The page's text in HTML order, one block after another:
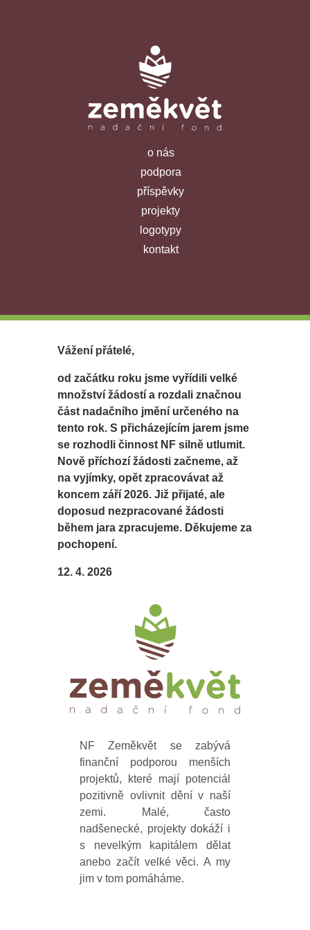
o nás
podpora
příspěvky
projekty
logotypy
kontakt
Vážení přátelé,
od začátku roku jsme vyřídili velké
množství žádostí a rozdali značnou
část nadačního jmění určeného na
tento rok. S přicházejícím jarem jsme
se rozhodli činnost NF silně utlumit.
Nově příchozí žádosti začneme, až
na vyjímky, opět zpracovávat až
koncem září 2026. Již přijaté, ale
doposud nezpracované žádosti
během jara zpracujeme. Děkujeme za
pochopení.
12. 4. 2026
NF Zeměkvět se zabývá
finanční podporou menších
projektů, které mají potenciál
pozitivně ovlivnit dění v naší
zemi. Malé, často
nadšenecké, projekty dokáží i
s nevelkým kapitálem dělat
anebo začít velké věci. A my
jim v tom pomáháme.